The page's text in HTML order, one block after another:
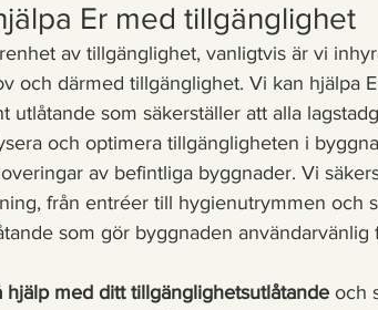
Er med tillgänglighet
av tillgänglighet, vanligtvis är vi
och därmed tillgänglighet. Vi kan hjälpa
utlåtande som säkerställer att alla
och optimera tillgängligheten i
av befintliga byggnader. Vi
från entréer till hygienutrymmen och
som gör byggnaden användarvänlig
med ditt tillgänglighetsutlåtande och